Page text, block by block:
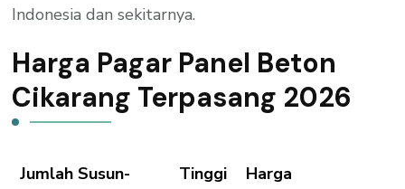
Indonesia dan sekitarnya.
Harga Pagar Panel Beton
Cikarang Terpasang 2026
Jumlah Susun-
Tinggi Harga